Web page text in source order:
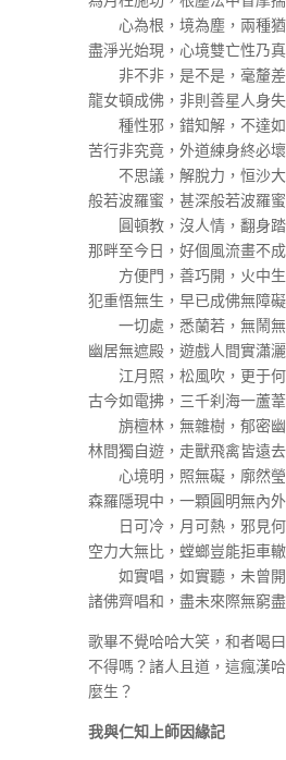
心為根，境為塵，兩種猶
盡淨光始現，心境雙亡性乃真
非不非，是不是，毫釐差
龍女頓成佛，非則善星人身失
種性邪，錯知解，不達如
苦行非究竟，外道練身終必壞
不思議，解脫力，恒沙大
般若波羅蜜，甚深般若波羅蜜
圓頓教，沒人情，翻身踏
那畔至今日，好個風流畫不成
方便門，善巧開，火中生
犯重悟無生，早已成佛無障礙
一切處，悉蘭若，無鬧無
幽居無遮殿，遊戲人間實瀟灑
江月照，松風吹，更于何
古今如電拂，三千刹海一蘆葦
旃檀林，無雜樹，郁密幽
林間獨自遊，走獸飛禽皆遠去
心境明，照無礙，廓然瑩
森羅隱現中，一顆圓明無內外
日可冷，月可熱，邪見何
空力大無比，螳螂豈能拒車
如實唱，如實聽，未曾開
諸佛齊唱和，盡未來際無窮盡
歌畢不覺哈哈大笑，和者喝
不得嗎？諸人且道，這瘋漢
麼生？
我與仁知上師因緣記